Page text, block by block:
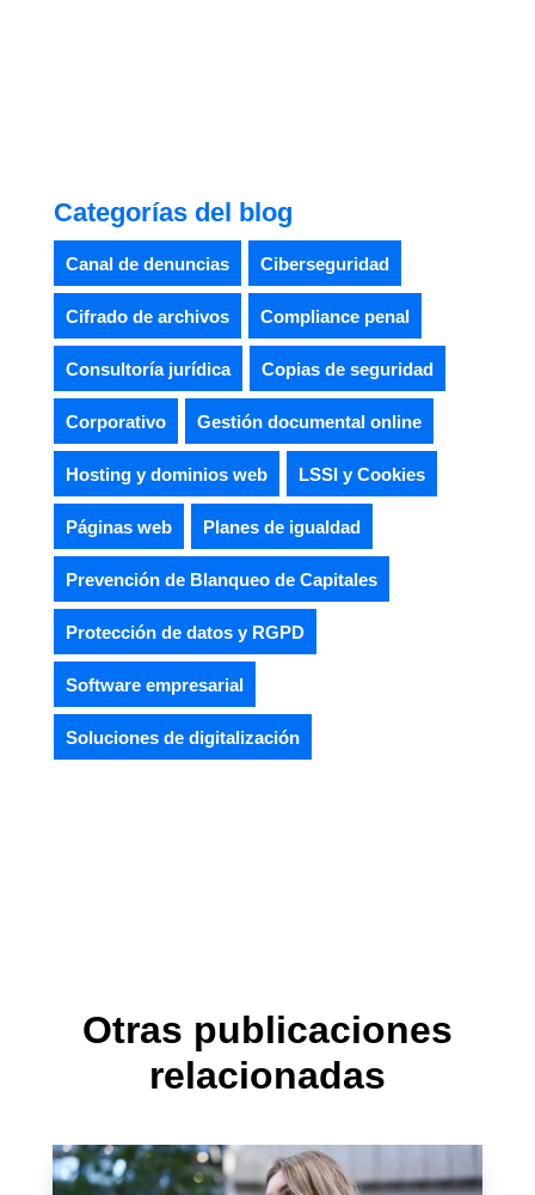
Categorías del blog
Canal de denuncias Ciberseguridad
Cifrado de archivos Compliance penal
Consultoría jurídica Copias de seguridad
Corporativo Gestión documental online
Hosting y dominios web LSSI y Cookies
Páginas web Planes de igualdad
Prevención de Blanqueo de Capitales
Protección de datos y RGPD
Software empresarial
Soluciones de digitalización
Otras publicaciones
relacionadas